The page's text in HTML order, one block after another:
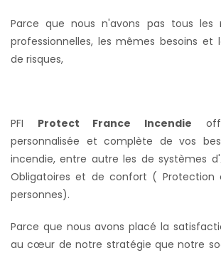
Parce que nous n'avons pas tous les
professionnelles, les mêmes besoins et
de risques,
PFI Protect France Incendie
personnalisée et complète de vos
incendie, entre autre les de systèmes
Obligatoires et de confort ( Protection
personnes).
Parce que nous avons placé la
au cœur de notre stratégie que notre